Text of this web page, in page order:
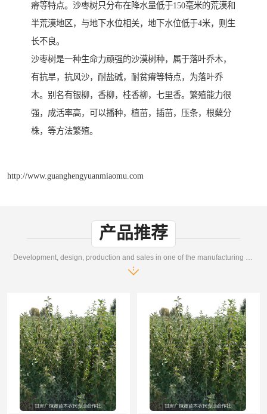
瘠等特点。沙枣树只分布在降水量低于150毫米的荒漠和
半荒漠地区，与地下水位相关，地下水位低于4米，则生
长不良。
沙枣树是一种生命力顽强的沙漠树种，属于落叶乔木，
有抗旱，抗风沙，耐盐碱，耐贫瘠等特点，为落叶乔
木。别名有银柳，香柳，桂香柳，七里香。繁殖能力很
强，成活率高，可以播种，植苗，插苗，压条，根蘖分
株，等方法繁殖。
http://www.guanghengyuanmiaomu.com
产品推荐